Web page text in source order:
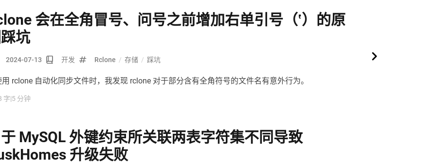
会在全角冒号、问号之前增加右单引号（‛）的原
坑
2024-07-13 开发 Rclone / 存储 / 踩坑
rclone 自动化同步文件时，我发现 rclone 对于部分含有全角符号的文件名有意外行为。
字|5 分钟
MySQL 外键约束所关联两表字符集不同导致
升级失败